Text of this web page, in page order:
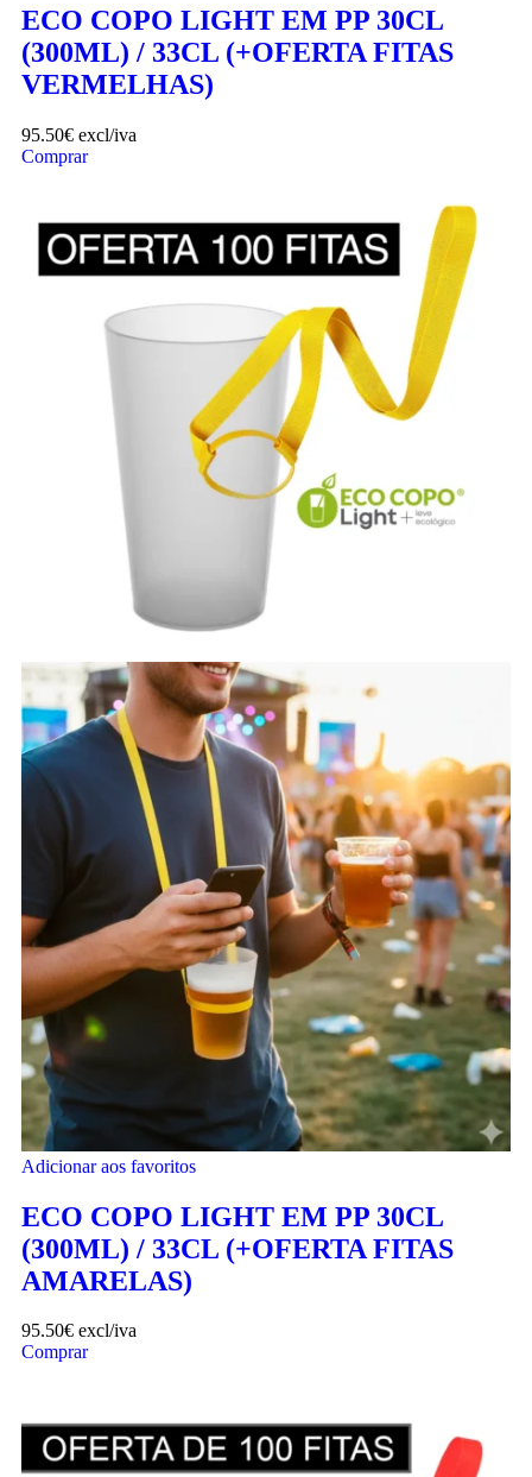
ECO COPO LIGHT EM PP 30CL
(300ML) / 33CL (+OFERTA FITAS
VERMELHAS)
95.50€ excl/iva
Comprar
Adicionar aos favoritos
ECO COPO LIGHT EM PP 30CL
(300ML) / 33CL (+OFERTA FITAS
AMARELAS)
95.50€ excl/iva
Comprar